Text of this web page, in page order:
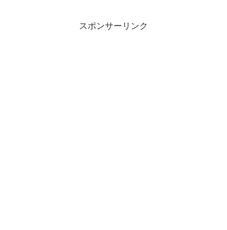
スポンサーリンク